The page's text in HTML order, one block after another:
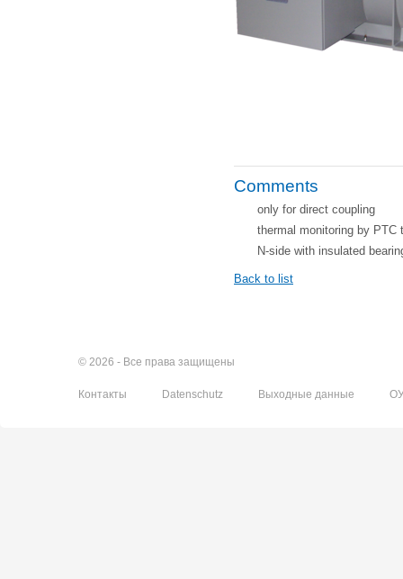
Comments
only for direct coupling
thermal monitoring by PTC
N-side with insulated
Back to list
© 2026 - Все права защищены
Контакты Datenschutz Выходные данные